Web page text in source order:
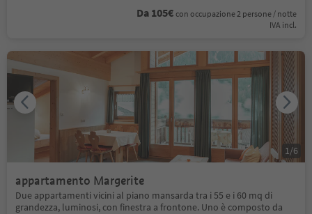
Da 105€ con occupazione 2 persone / notte
IVA incl.
appartamento Margerite
Due appartamenti vicini al piano mansarda tra i 55 e i 60 mq di
grandezza, luminosi, con finestra a frontone. Uno è composto da
1 /6